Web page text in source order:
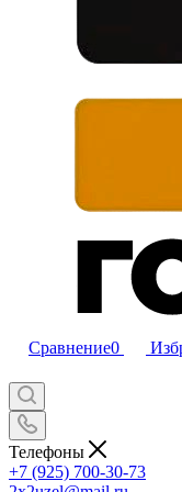
Сравнение0
Телефоны
+7 (925) 700-30-73